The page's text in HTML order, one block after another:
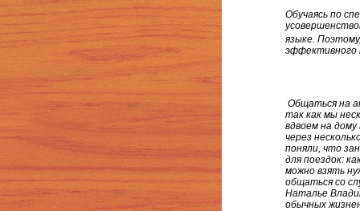
Обучаясь по
языке.
эффективного
Общаться на
так как мы
вдвоем на
через
поняли, что
для поездок:
можно взять
общаться со
Наталье
обычных